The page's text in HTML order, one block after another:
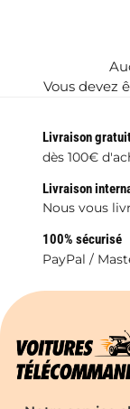
Vous devez
Livraison
dès 100€
Livraison
Nous vous
100% sécurisé
PayPal /